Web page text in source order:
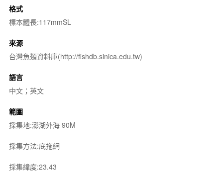
格式
標本體長:117mmSL
來源
台灣魚類資料庫(http://fishdb.sinica.edu.tw)
語言
中文；英文
範圍
採集地:澎湖外海 90M
採集方法:底拖網
採集緯度:23.43